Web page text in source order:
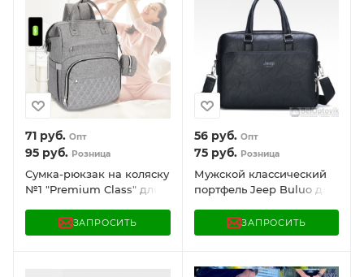
71 руб. Опт
95 руб. Розница
Сумка-рюкзак на коляску
№1 "Premium Class" для
непромокаемым
отделением
ЗАПРОСИТЬ
56руб. Опт
75руб. Розница
Мужской классический
портфель Jeep Buluo для
для гаджетов до 17
дюймов)
ЗАПРОСИТЬ